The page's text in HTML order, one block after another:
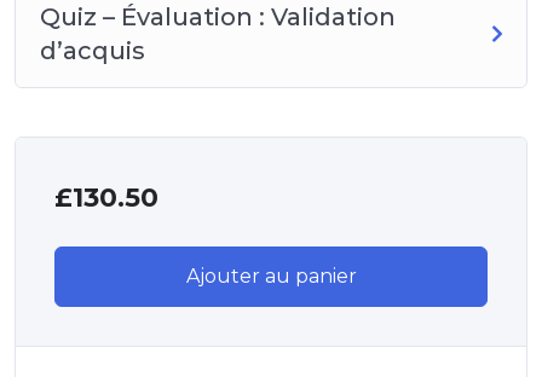
Quiz – Évaluation : Validation
d’acquis
£130.50
Ajouter au panier